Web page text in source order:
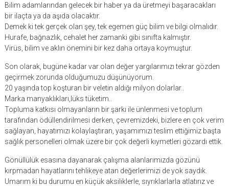
Bilim adamlarından gelecek bir haber ya da üretmeyi başaracakları
bir ilaçta ya da aşıda olacaktır.
Demek ki tek gerçek olan şey, tek egemen güç bilim ve bilgi olmalıdır.
Hurafe, bağnazlık, cehalet her zamanki gibi sınıfta kalmıştır.
Virüs, bilim ve aklın önemini bir kez daha ortaya koymuştur.
Son olarak, bugüne kadar var olan değer yargılarımızı tekrar gözden
geçirmek zorunda olduğumuzu düşünüyorum.
20 yaşında top koşturan bir veletin aldığı milyon dolarlar..
Marka manyaklıkları,lüks tüketim..
Topluma katkısı olmayanların bir şarkı ile ünlenmesi ve toplum
tarafından ödüllendirilmesi derken, çevremizdeki, bizlere en çok verim
sağlayan, hayatımızı kolaylaştıran, yaşamımızı teslim ettiğimiz başta
sağlık personelleri olmak üzere bir çok değerli kıymetleri gözardı ettik.
Gönüllülük esasına dayanarak çalışma alanlarımızda gözünü
kırpmadan hayatlarını tehlikeye atan değerlerimizi de yok saydık.
Umarım ki bu durumu en küçük aksiliklerle, sıyrıklarlarla atlatırız ve